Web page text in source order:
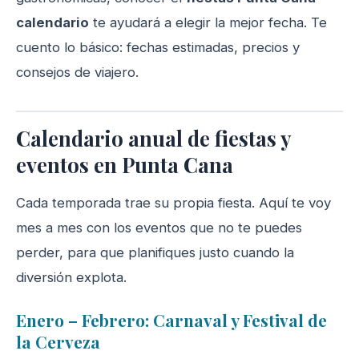
calendario te ayudará a elegir la mejor fecha. Te
cuento lo básico: fechas estimadas, precios y
consejos de viajero.
Calendario anual de fiestas y
eventos en Punta Cana
Cada temporada trae su propia fiesta. Aquí te voy
mes a mes con los eventos que no te puedes
perder, para que planifiques justo cuando la
diversión explota.
Enero – Febrero: Carnaval y Festival de
la Cerveza